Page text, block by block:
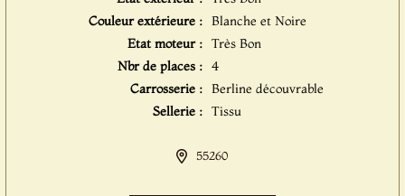
Couleur extérieure : Blanche et Noire
Etat moteur : Très Bon
Nbr de places : 4
Carrosserie : Berline découvrable
Sellerie : Tissu
55260